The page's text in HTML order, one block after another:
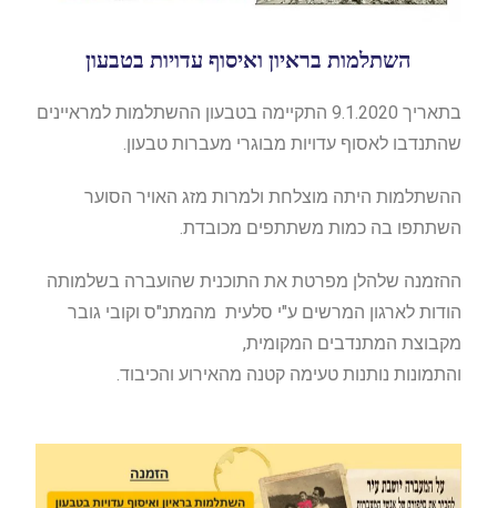
השתלמות בראיון ואיסוף עדויות בטבעון
בתאריך 9.1.2020 התקיימה בטבעון ההשתלמות למראיינים
שהתנדבו לאסוף עדויות מבוגרי מעברות טבעון.
ההשתלמות היתה מוצלחת ולמרות מזג האויר הסוער
השתתפו בה כמות משתתפים מכובדת.
ההזמנה שלהלן מפרטת את התוכנית שהועברה בשלמותה
הודות לארגון המרשים ע"י סלעית מהמתנ"ס וקובי גובר
מקבוצת המתנדבים המקומית,
והתמונות נותנות טעימה קטנה מהאירוע והכיבוד.